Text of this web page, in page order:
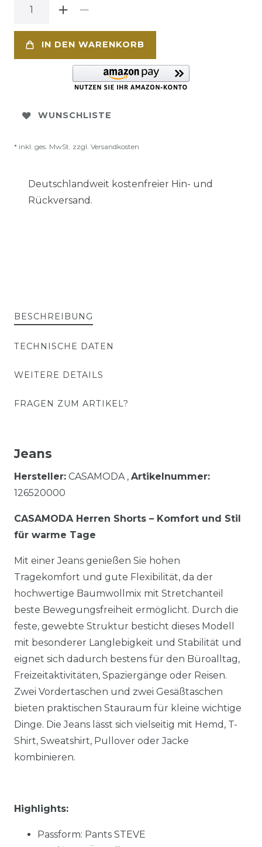
IN DEN WARENKORB
WUNSCHLISTE
* inkl. ges. MwSt. zzgl. Versandkosten
Deutschlandweit kostenfreier Hin- und
Rückversand.
BESCHREIBUNG
TECHNISCHE DATEN
WEITERE DETAILS
FRAGEN ZUM ARTIKEL?
Jeans
Hersteller: CASAMODA , Artikelnummer:
126520000
CASAMODA Herren Shorts – Komfort und Stil
für warme Tage
Mit einer Jeans genießen Sie hohen
Tragekomfort und gute Flexibilität, da der
hochwertige Baumwollmix mit Stretchanteil
beste Bewegungsfreiheit ermöglicht. Durch die
feste, gewebte Struktur besticht dieses Modell
mit besonderer Langlebigkeit und Stabilität und
eignet sich dadurch bestens für den Büroalltag,
Freizeitaktivitäten, Spaziergänge oder Reisen.
Zwei Vordertaschen und zwei Gesäßtaschen
bieten praktischen Stauraum für kleine wichtige
Dinge. Die Jeans lässt sich vielseitig mit Hemd, T-
Shirt, Sweatshirt, Pullover oder Jacke
kombinieren.
Highlights:
Passform: Pants STEVE